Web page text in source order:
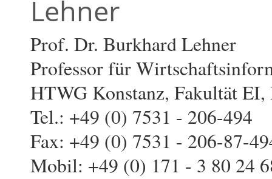
Lehner
Prof. Dr. Burkhard Lehner
Professor für
HTWG Konstanz, Fakultät
Tel.: +49 (0) 7531 - 206-494
Fax: +49 (0) 7531 - 206-87-
Mobil: +49 (0) 171 - 3 80 24